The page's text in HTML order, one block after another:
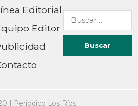
Editorial
Editor
Buscar
por:
| Periódico Los Ríos